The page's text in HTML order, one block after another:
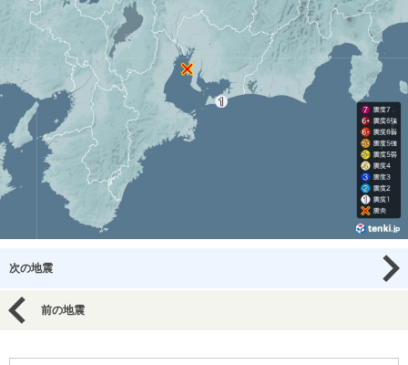
次の地震
前の地震